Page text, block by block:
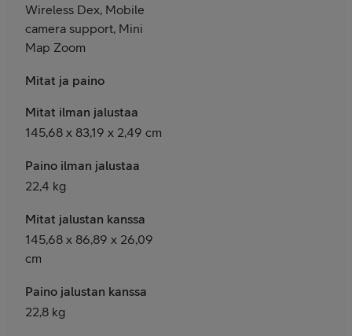
Wireless Dex, Mobile
camera support, Mini
Map Zoom
Mitat ja paino
Mitat ilman jalustaa
145,68 x 83,19 x 2,49 cm
Paino ilman jalustaa
22,4 kg
Mitat jalustan kanssa
145,68 x 86,89 x 26,09
cm
Paino jalustan kanssa
22,8 kg